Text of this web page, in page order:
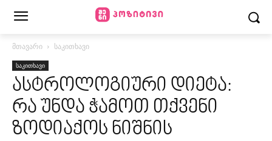
მთავარი საკითხავი
საკითხავი
ასტროლოგიური დიეტა:
რა უნდა ჭამოთ თქვენი
ზოდიაქოს ნიშნის